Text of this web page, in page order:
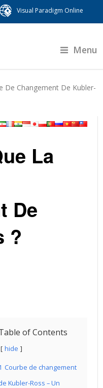
Visual Paradigm Online
Menu
De Changement De Kubler-
La
De
?
of Contents
hide
Courbe de changement
Kubler-Ross – Un